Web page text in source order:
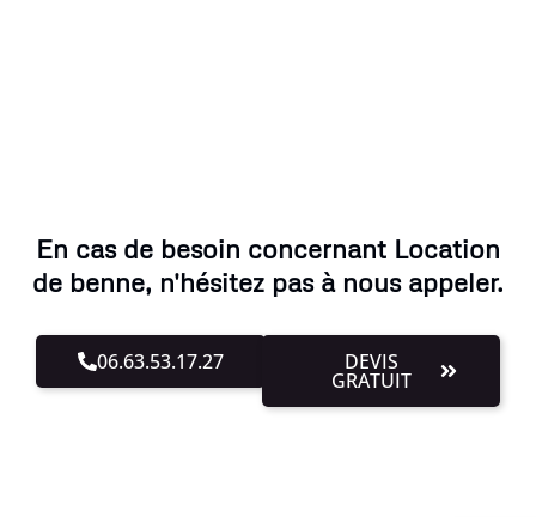
En cas de besoin concernant Location
de benne, n'hésitez pas à nous appeler.
06.63.53.17.27 DEVIS
GRATUIT